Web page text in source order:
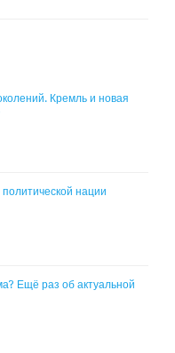
Кремль и новая
нации
Ещё раз об актуальной